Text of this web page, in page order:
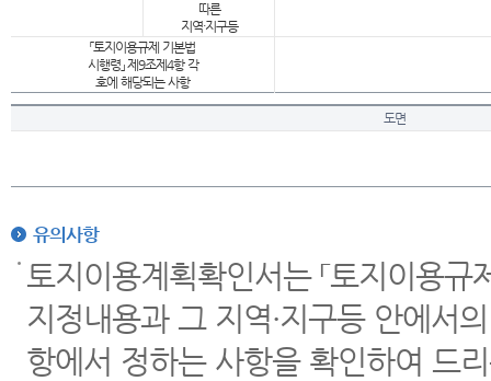
따른
지역·지구등
「토지이용규제 기본법
시행령」 제9조제4항 각
호에 해당되는 사항
도면
유의사항
토지이용계획확인서는 「토지이용
지정내용과 그 지역·지구등 안에서
항에서 정하는 사항을 확인하여 드